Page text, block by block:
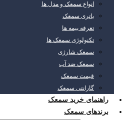
انواع سمعک و مدل ها
باتری سمعک
تعرفه بیمه ها
تکنولوژی سمعک ها
سمعک شارژی
سمعک ضد آب
قیمت سمعک
گارانتی سمعک
راهنمای خرید سمعک
برندهای سمعک